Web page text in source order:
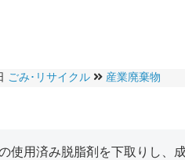
ごみ･リサイクル 産業廃棄物
使用済み脱脂剤を下取りし